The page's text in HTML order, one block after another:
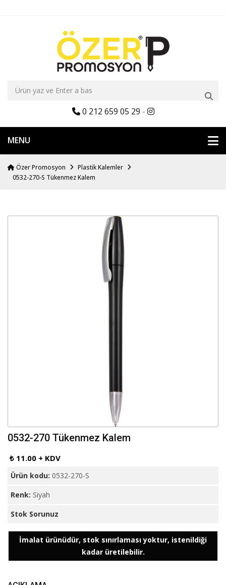
0 212 659 05 29 -
MENU
Özer Promosyon
Plastik Kalemler
0532-270-S Tükenmez Kalem
0532-270 Tükenmez Kalem
₺ 11.00 + KDV
Ürün kodu: 0532-270-S
Renk: Siyah
Stok Sorunuz
İmalat ürünüdür, stok sınırlaması yoktur, istenildiği
kadar üretilebilir.